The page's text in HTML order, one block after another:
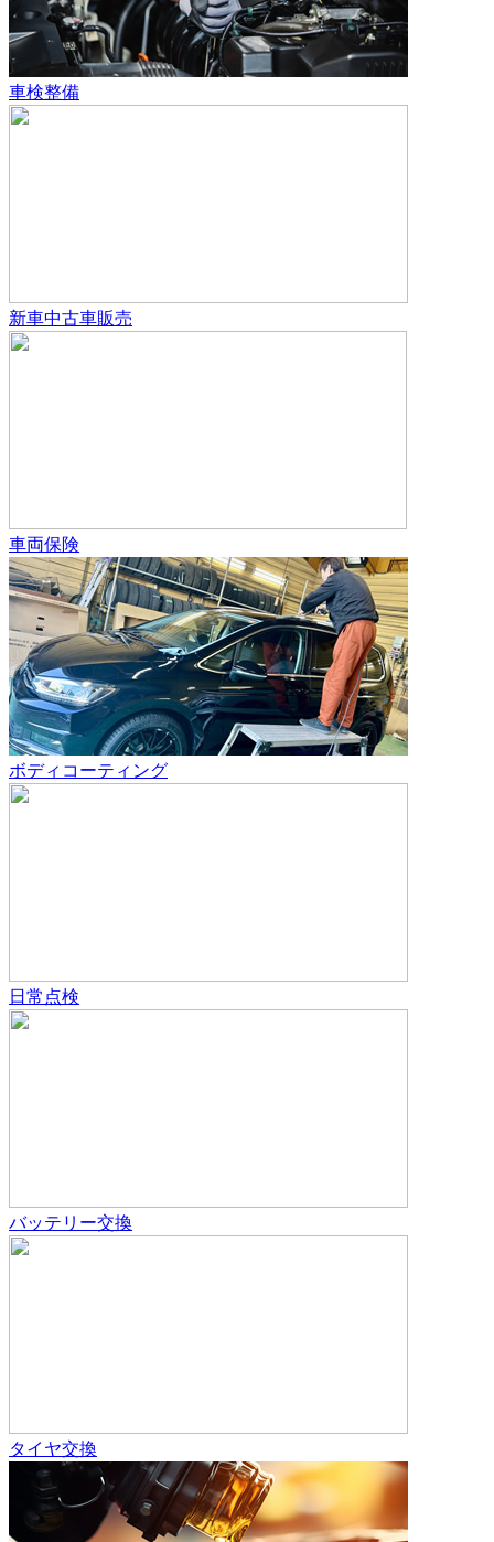
車検整備
新車中古車販売
車両保険
ボディコーティング
日常点検
バッテリー交換
タイヤ交換